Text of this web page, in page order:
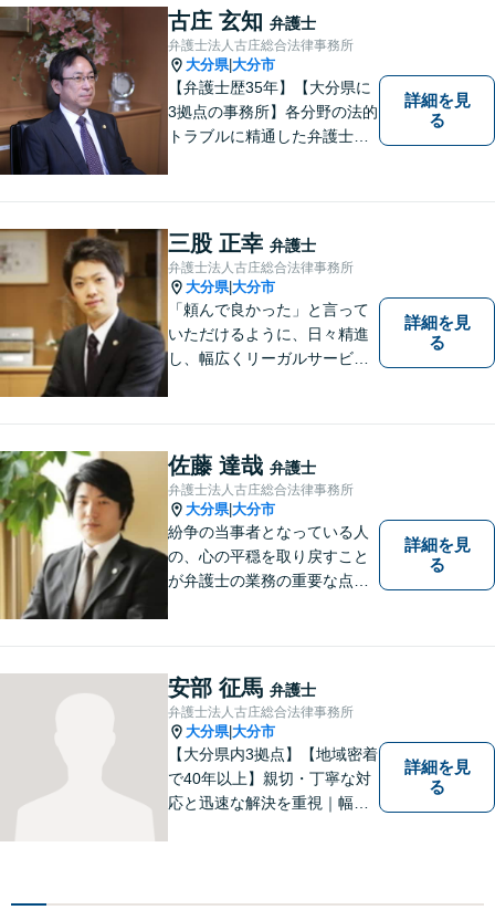
もに対応可！お気軽にご相談
ください。【英語対応◎】
古庄 玄知 弁護士
弁護士法人古庄総合法律事務所
大分県|大分市
【弁護士歴35年】【大分県に
3拠点の事務所】各分野の法的
トラブルに精通した弁護士で
します。お気軽に相談しやす
いアットホームな雰囲気の事
務所です。
詳細を見
る
三股 正幸 弁護士
弁護士法人古庄総合法律事務所
大分県|大分市
「頼んで良かった」と言って
いただけるように、日々精進
し、幅広くリーガルサービス
詳細を見
る
佐藤 達哉 弁護士
弁護士法人古庄総合法律事務所
大分県|大分市
紛争の当事者となっている人
の、心の平穏を取り戻すこと
が弁護士の業務の重要な点と
詳細を見
る
安部 征馬 弁護士
弁護士法人古庄総合法律事務所
大分県|大分市
【大分県内3拠点】【地域密着
で40年以上】親切・丁寧な対
応と迅速な解決を重視｜幅広
【別府・杵築にも拠点】
詳細を見
る